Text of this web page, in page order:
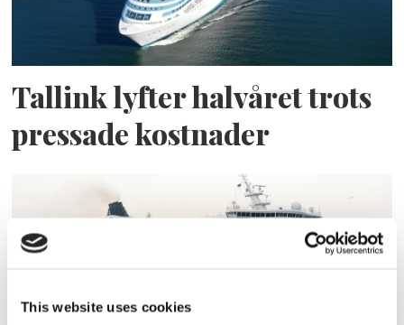
This website uses cookies
Tallink lyfter halvåret trots
pressade kostnader